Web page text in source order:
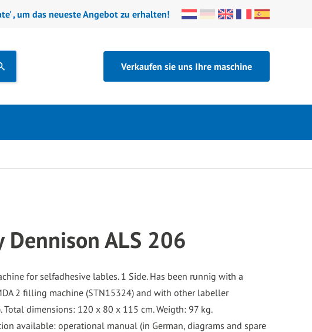
, um das neueste Angebot zu erhalten!
Verkaufen sie uns Ihre maschine
Dennison ALS 206
for selfadhesive lables. 1 Side. Has been runnig with a
2 filling machine (STN15324) and with other labeller
Total dimensions: 120 x 80 x 115 cm. Weigth: 97 kg.
available: operational manual (in German, diagrams and spare